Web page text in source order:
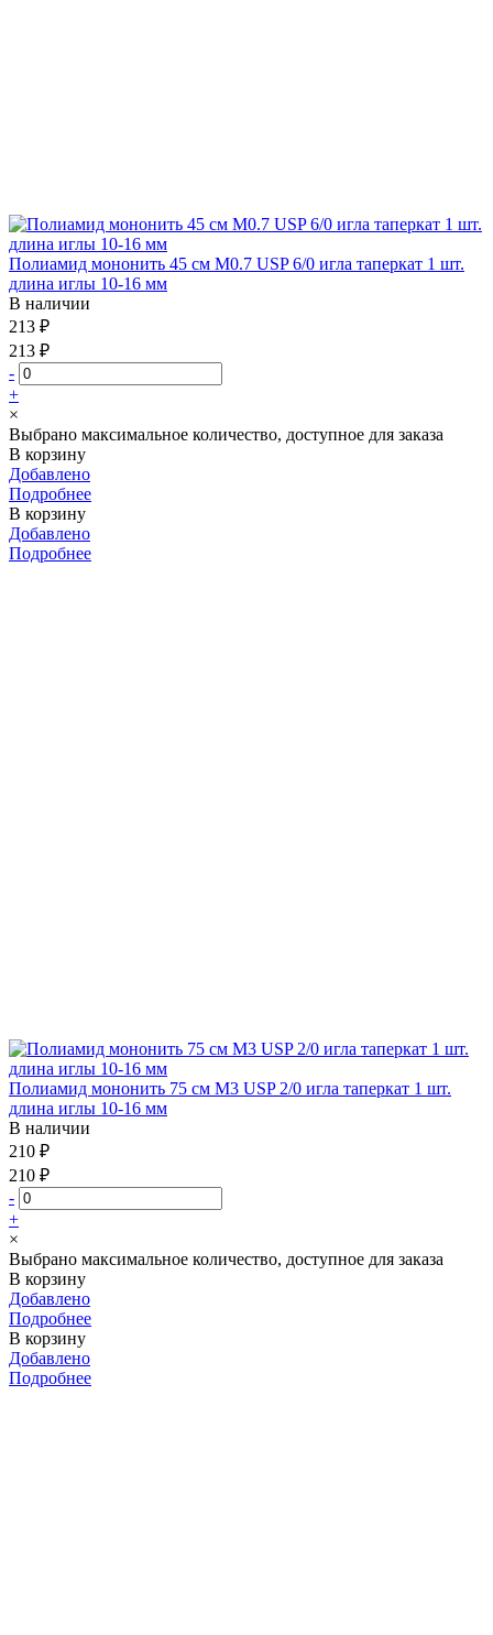
Полиамид мононить 45 см М0.7 USP 6/0 игла таперкат 1 шт.
длина иглы 10-16 мм
В наличии
213 ₽
213 ₽
-
+
×
Выбрано максимальное количество, доступное для заказа
В корзину
Добавлено
Подробнее
В корзину
Добавлено
Подробнее
Полиамид мононить 75 см М3 USP 2/0 игла таперкат 1 шт.
длина иглы 10-16 мм
В наличии
210 ₽
210 ₽
-
+
×
Выбрано максимальное количество, доступное для заказа
В корзину
Добавлено
Подробнее
В корзину
Добавлено
Подробнее